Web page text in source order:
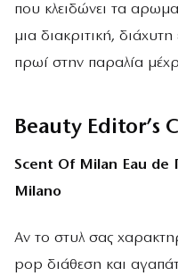
που κλειδώνει τα
μια διακριτική,
πρωί στην παραλία
Beauty Editor’s
Scent Of Milan Eau de
Milano
Αν το στυλ σας
pop διάθεση και